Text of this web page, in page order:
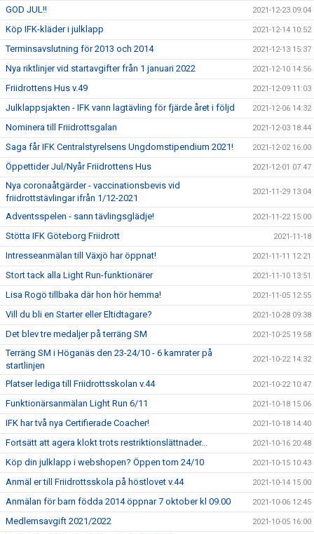
GOD JUL!! 2021-12-23 09:04
Köp IFK-kläder i julklapp 2021-12-14 10:52
Terminsavslutning för 2013 och 2014 2021-12-13 15:37
Nya riktlinjer vid startavgifter från 1 januari 2022 2021-12-10 14:56
Friidrottens Hus v.49 2021-12-09 11:03
Julklappsjakten - IFK vann lagtävling för fjärde året i följd 2021-12-06 14:32
Nominera till Friidrottsgalan 2021-12-03 18:44
Saga får IFK Centralstyrelsens Ungdomstipendium 2021! 2021-12-02 16:00
Öppettider Jul/Nyår Friidrottens Hus 2021-12-01 07:47
Nya coronaåtgärder - vaccinationsbevis vid
friidrottstävlingar ifrån 1/12-2021
2021-11-29 13:04
Adventsspelen - sann tävlingsglädje! 2021-11-22 15:00
Stötta IFK Göteborg Friidrott 2021-11-18
Intresseanmälan till Växjö har öppnat! 2021-11-11 12:21
Stort tack alla Light Run-funktionärer 2021-11-10 13:51
Lisa Rogö tillbaka där hon hör hemma! 2021-11-05 12:55
Vill du bli en Starter eller Eltidtagare? 2021-10-28 09:38
Det blev tre medaljer på terräng SM 2021-10-25 19:58
Terräng SM i Höganäs den 23-24/10 - 6 kamrater på
startlinjen
2021-10-22 14:32
Platser lediga till Friidrottsskolan v.44 2021-10-22 10:47
Funktionärsanmälan Light Run 6/11 2021-10-18 15:06
IFK har två nya Certifierade Coacher! 2021-10-18 14:40
Fortsätt att agera klokt trots restriktionslättnader... 2021-10-16 20:48
Köp din julklapp i webshopen? Öppen tom 24/10 2021-10-15 10:43
Anmäl er till Friidrottsskola på höstlovet v.44 2021-10-14 15:00
Anmälan för barn födda 2014 öppnar 7 oktober kl 09.00 2021-10-06 12:45
Medlemsavgift 2021/2022 2021-10-05 16:00